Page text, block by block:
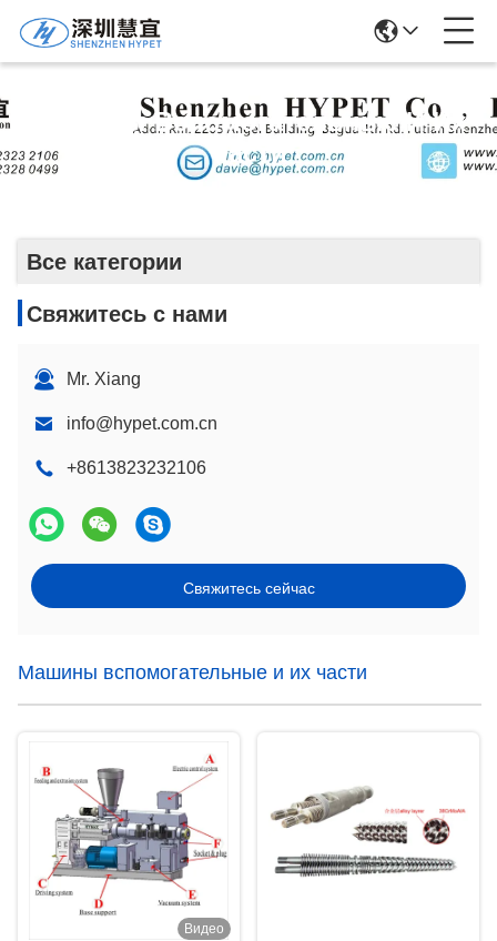
Машины Вспомогательные И Их
Части
Все категории
Свяжитесь с нами
Mr. Xiang
info@hypet.com.cn
+8613823232106
Свяжитесь сейчас
Машины вспомогательные и их части
Видео